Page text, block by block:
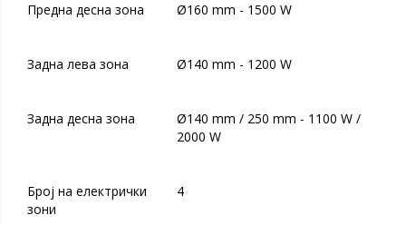
Предна десна зона Ø160 mm - 1500 W
Задна лева зона Ø140 mm - 1200 W
Задна десна зона
Ø140 mm / 250 mm - 1100 W /
2000 W
Број на електрички
зони
4